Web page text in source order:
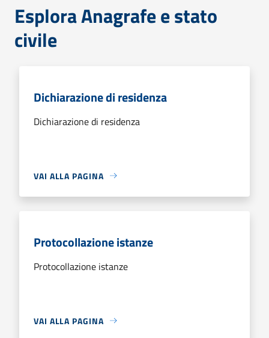
Esplora Anagrafe e stato
civile
Dichiarazione di residenza
Dichiarazione di residenza
VAI ALLA PAGINA
Protocollazione istanze
Protocollazione istanze
VAI ALLA PAGINA